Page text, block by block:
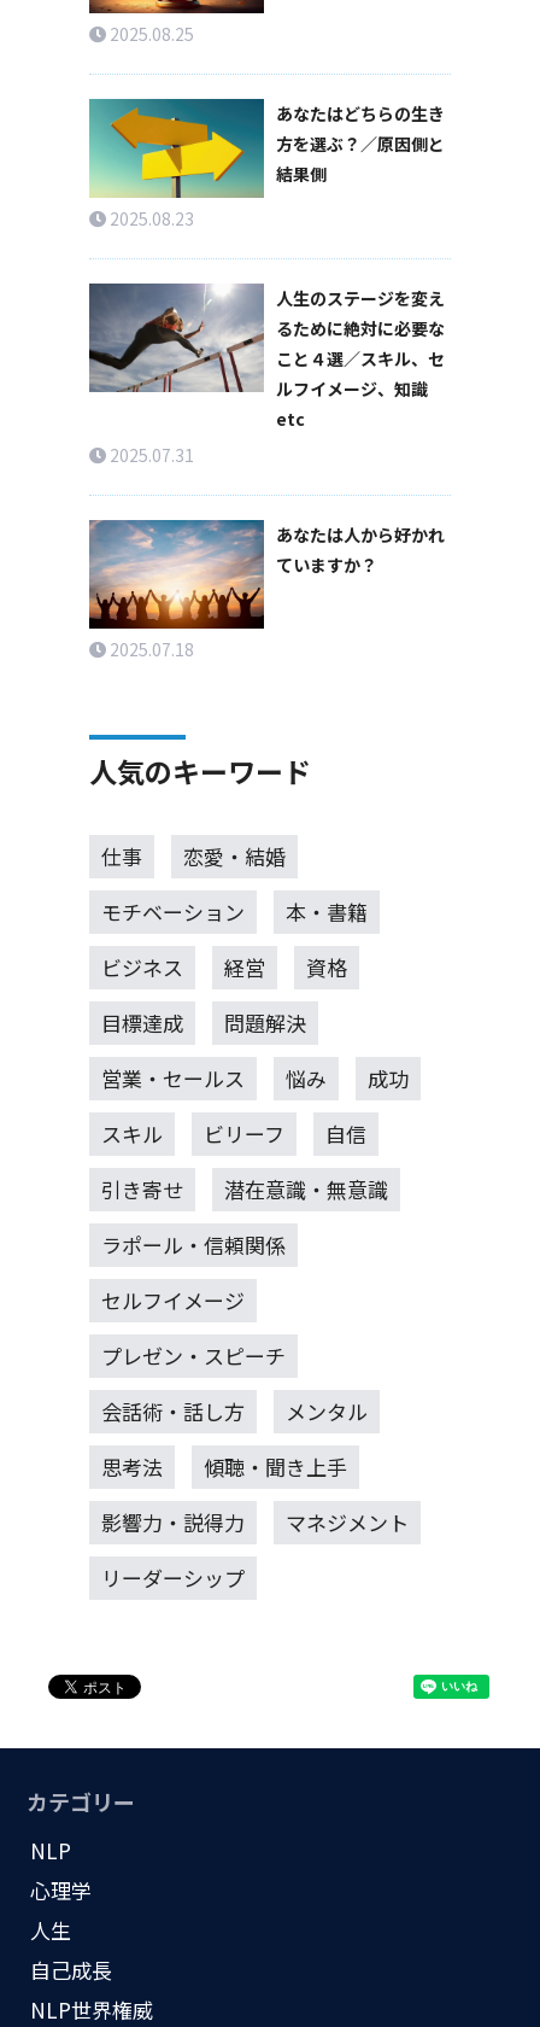
2025.08.25
あなたはどちらの生き
方を選ぶ？／原因側と
結果側
2025.08.23
人生のステージを変え
るために絶対に必要な
こと４選／スキル、セ
ルフイメージ、知識
etc
2025.07.31
あなたは人から好かれ
ていますか？
2025.07.18
人気のキーワード
仕事
恋愛・結婚
モチベーション
本・書籍
ビジネス
経営
資格
目標達成
問題解決
営業・セールス
悩み
成功
スキル
ビリーフ
自信
引き寄せ
潜在意識・無意識
ラポール・信頼関係
セルフイメージ
プレゼン・スピーチ
会話術・話し方
メンタル
思考法
傾聴・聞き上手
影響力・説得力
マネジメント
リーダーシップ
カテゴリー
NLP
心理学
人生
自己成長
NLP世界権威